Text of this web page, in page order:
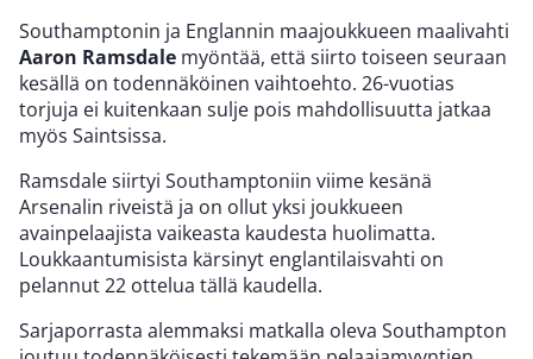
Southamptonin ja Englannin maajoukkueen maalivahti
Aaron Ramsdale myöntää, että siirto toiseen seuraan
kesällä on todennäköinen vaihtoehto. 26-vuotias
torjuja ei kuitenkaan sulje pois mahdollisuutta jatkaa
myös Saintsissa.
Ramsdale siirtyi Southamptoniin viime kesänä
Arsenalin riveistä ja on ollut yksi joukkueen
avainpelaajista vaikeasta kaudesta huolimatta.
Loukkaantumisista kärsinyt englantilaisvahti on
pelannut 22 ottelua tällä kaudella.
Sarjaporrasta alemmaksi matkalla oleva Southampton